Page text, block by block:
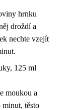
hrnku
droždí a
nechte vzejít
125 ml
moukou a
minut, těsto